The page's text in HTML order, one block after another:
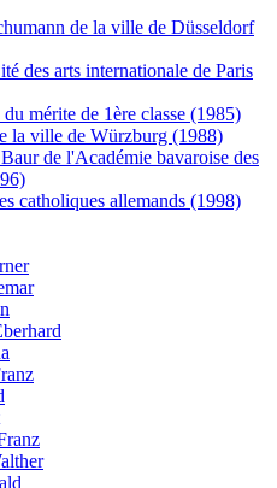
de la ville de Düsseldorf
des arts internationale de Paris
mérite de 1ère classe (1985)
la ville de Würzburg (1988)
de l'Académie bavaroise des
catholiques allemands (1998)